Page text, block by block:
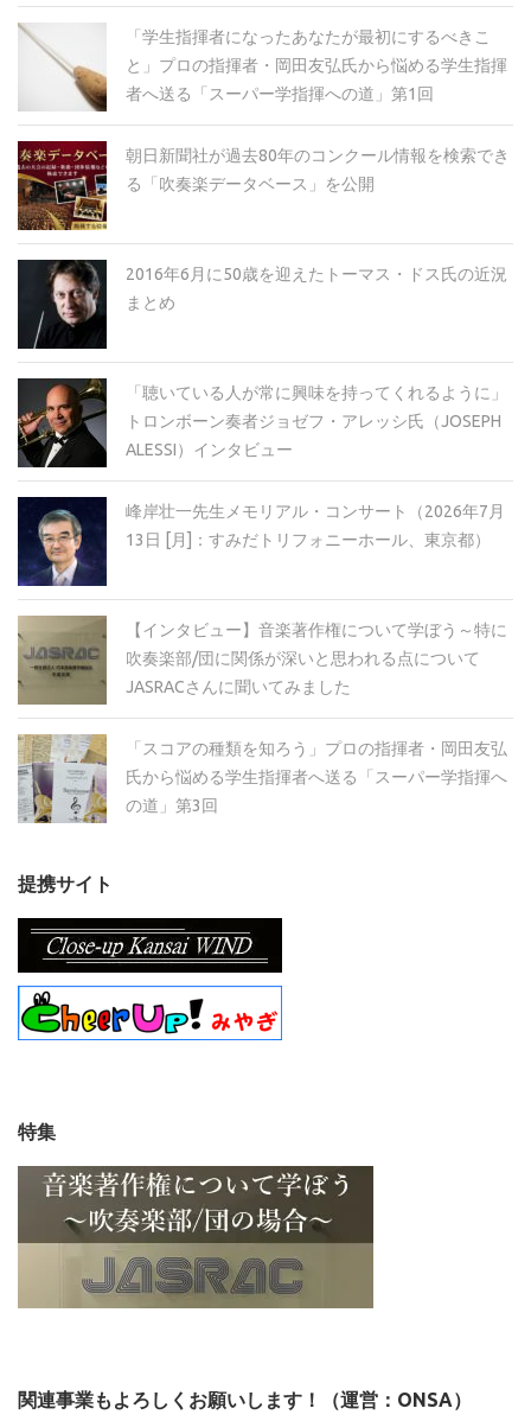
「学生指揮者になったあなたが最初にするべきこ
と」プロの指揮者・岡田友弘氏から悩める学生指揮
者へ送る「スーパー学指揮への道」第1回
朝日新聞社が過去80年のコンクール情報を検索でき
る「吹奏楽データベース」を公開
2016年6月に50歳を迎えたトーマス・ドス氏の近況
まとめ
「聴いている人が常に興味を持ってくれるように」
トロンボーン奏者ジョゼフ・アレッシ氏（JOSEPH
ALESSI）インタビュー
峰岸壮一先生メモリアル・コンサート（2026年7月
13日 [月]：すみだトリフォニーホール、東京都）
【インタビュー】音楽著作権について学ぼう～特に
吹奏楽部/団に関係が深いと思われる点について
JASRACさんに聞いてみました
「スコアの種類を知ろう」プロの指揮者・岡田友弘
氏から悩める学生指揮者へ送る「スーパー学指揮へ
の道」第3回
提携サイト
特集
関連事業もよろしくお願いします！（運営：ONSA）